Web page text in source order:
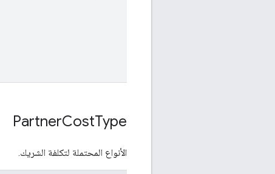
PartnerCostType
الأنواع المحتملة لتكلفة الشريك.